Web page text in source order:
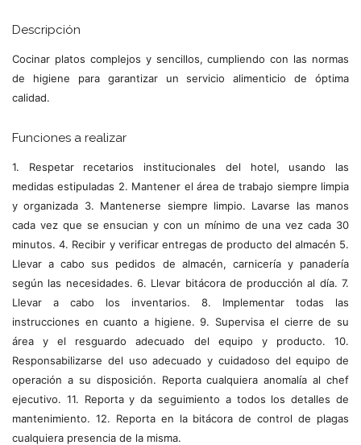
Descripción
Cocinar platos complejos y sencillos, cumpliendo con las normas
de higiene para garantizar un servicio alimenticio de óptima
calidad.
Funciones a realizar
1. Respetar recetarios institucionales del hotel, usando las
medidas estipuladas 2. Mantener el área de trabajo siempre limpia
y organizada 3. Mantenerse siempre limpio. Lavarse las manos
cada vez que se ensucian y con un mínimo de una vez cada 30
minutos. 4. Recibir y verificar entregas de producto del almacén 5.
Llevar a cabo sus pedidos de almacén, carnicería y panadería
según las necesidades. 6. Llevar bitácora de producción al día. 7.
Llevar a cabo los inventarios. 8. Implementar todas las
instrucciones en cuanto a higiene. 9. Supervisa el cierre de su
área y el resguardo adecuado del equipo y producto. 10.
Responsabilizarse del uso adecuado y cuidadoso del equipo de
operación a su disposición. Reporta cualquiera anomalía al chef
ejecutivo. 11. Reporta y da seguimiento a todos los detalles de
mantenimiento. 12. Reporta en la bitácora de control de plagas
cualquiera presencia de la misma.